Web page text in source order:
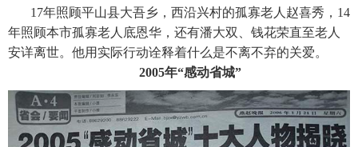
17年照顾平山县大吾乡，西沿兴村的孤寡老人赵喜秀，14
年照顾本市孤寡老人底恩华，还有潘大双、钱花荣直至老人
安详离世。他用实际行动诠释着什么是不离不弃的关爱。
2005年“感动省城”